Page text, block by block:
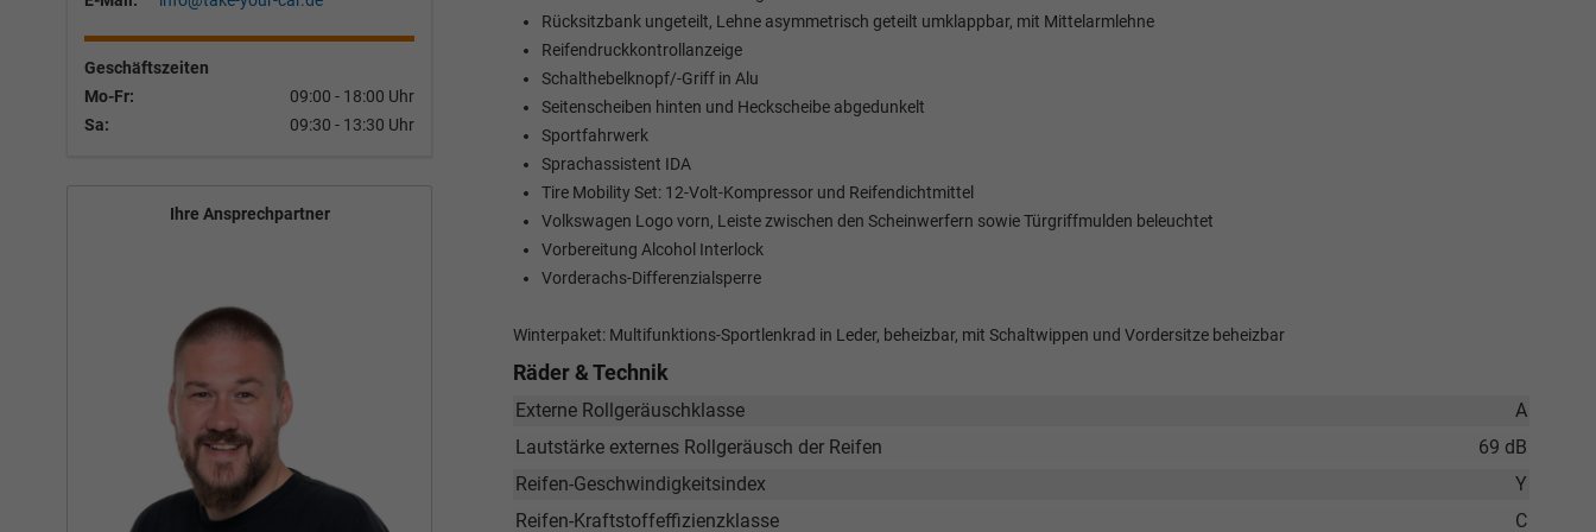
Rücksitzbank ungeteilt, Lehne asymmetrisch geteilt umklappbar, mit Mittelarmlehne
Reifendruckkontrollanzeige
Schalthebelknopf/-Griff in Alu
Seitenscheiben hinten und Heckscheibe abgedunkelt
Sportfahrwerk
Sprachassistent IDA
Tire Mobility Set: 12-Volt-Kompressor und Reifendichtmittel
Volkswagen Logo vorn, Leiste zwischen den Scheinwerfern sowie Türgriffmulden beleuchtet
Vorbereitung Alcohol Interlock
Vorderachs-Differenzialsperre
Winterpaket: Multifunktions-Sportlenkrad in Leder, beheizbar, mit Schaltwippen und Vordersitze beheizbar
Räder & Technik
A
Externe Rollgeräuschklasse
69 dB
Lautstärke externes Rollgeräusch der Reifen
Y
Reifen-Geschwindigkeitsindex
C
Reifen-Kraftstoffeffizienzklasse
Geschäftszeiten
Mo-Fr:
09:00 - 18:00 Uhr
Sa:
09:30 - 13:30 Uhr
Ihre Ansprechpartner